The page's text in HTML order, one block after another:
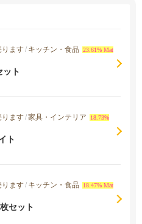
ります/ キッチン・食品
23.61% Mat
ット
ります/家具・インテリア
18.73%
ト
ります/ キッチン・食品
18.47% Mat
セット